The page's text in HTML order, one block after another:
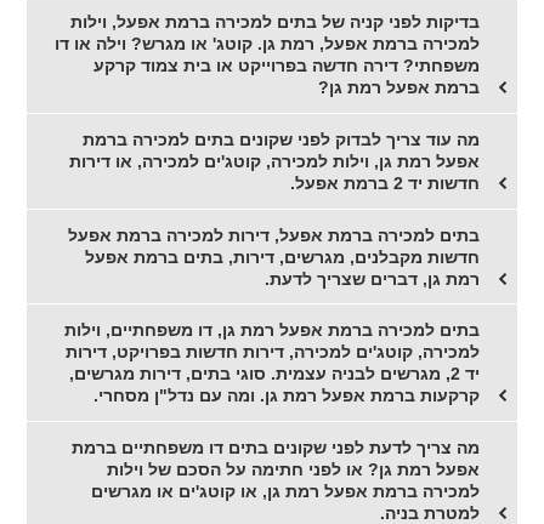
בדיקות לפני קניה של בתים למכירה ברמת אפעל, וילות
למכירה ברמת אפעל, רמת גן. קוטג' או מגרש? וילה או דו
משפחתי? דירה חדשה בפרוייקט או בית צמוד קרקע
ברמת אפעל רמת גן?
מה עוד צריך לבדוק לפני שקונים בתים למכירה ברמת
אפעל רמת גן, וילות למכירה, קוטג'ים למכירה, או דירות
חדשות יד 2 ברמת אפעל.
בתים למכירה ברמת אפעל, דירות למכירה ברמת אפעל
חדשות מקבלנים, מגרשים, דירות, בתים ברמת אפעל
רמת גן, דברים שצריך לדעת.
בתים למכירה ברמת אפעל רמת גן, דו משפחתיים, וילות
למכירה, קוטג'ים למכירה, דירות חדשות בפרויקט, דירות
יד 2, מגרשים לבניה עצמית. סוגי בתים, דירות מגרשים,
קרקעות ברמת אפעל רמת גן. ומה עם נדל"ן מסחרי.
מה צריך לדעת לפני שקונים בתים דו משפחתיים ברמת
אפעל רמת גן? או לפני חתימה על הסכם של וילות
למכירה ברמת אפעל רמת גן, או קוטג'ים או מגרשים
למטרת בניה.